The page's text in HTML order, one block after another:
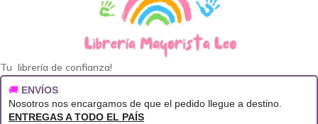
Tu librería de confianza!
🚚 ENVÍOS
Nosotros nos encargamos de que el pedido llegue a destino.
ENTREGAS A TODO EL PAÍS